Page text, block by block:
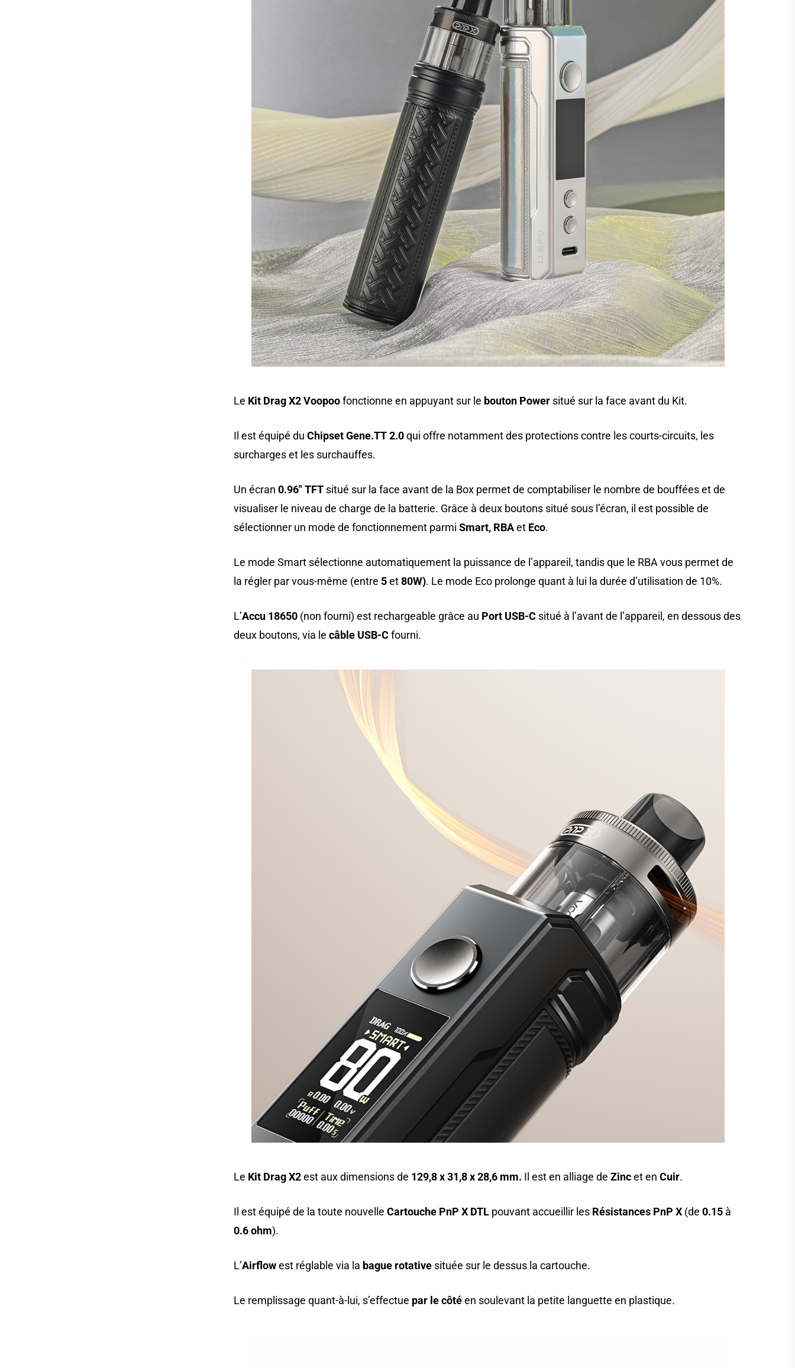
Le Kit Drag X2Voopoofonctionne en appuyant sur le bouton Power situé sur la face avant du Kit.
Il est équipé duChipset Gene.TT 2.0qui offre notamment des protections contre les courts-circuits, les
surcharges et les surchauffes.
Un écran 0.96″ TFT situé sur la face avant de la Box permet de comptabiliser le nombre de bouffées et de
visualiser le niveau de charge de la batterie. Grâce à deux boutons situé sous l’écran, il est possible de
sélectionner un mode de fonctionnement parmiSmart, RBAet Eco.
Le mode Smart sélectionne automatiquement la puissance de l’appareil, tandis que le RBA vous permet de
la régler par vous-même (entre 5et80W). Le mode Eco prolonge quant à lui la durée d’utilisation de 10%.
L’Accu 18650 (non fourni) est rechargeable grâce au Port USB-C situé à l’avant de l’appareil, en dessous des
deux boutons, via lecâble USB-Cfourni.
Le Kit Drag X2est aux dimensions de 129,8 x 31,8x 28,6 mm. Il est en alliage deZincet en Cuir.
Il est équipé de la toute nouvelleCartouche PnP X DTL pouvant accueillir les Résistances PnP X (de0.15 à
0.6ohm).
L’Airflowest réglable via la bague rotative située sur le dessus la cartouche.
Le remplissage quant-à-lui, s’effectue par le côtéen soulevant la petite languette en plastique.